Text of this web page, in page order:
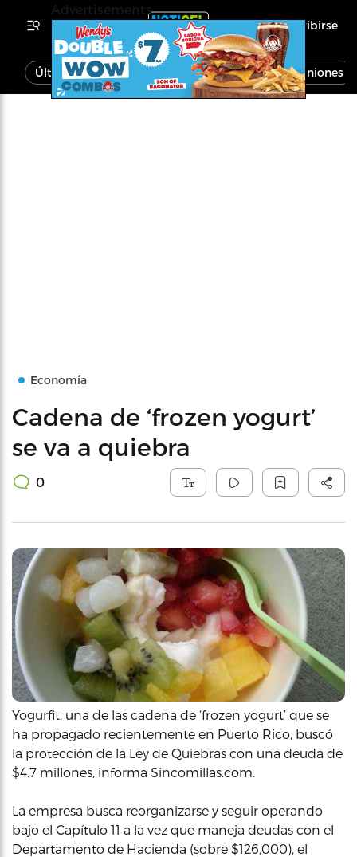
Inscribirse
Última Hora Noticias Economía Opiniones
Economía
Cadena de ‘frozen yogurt’
se va a quiebra
0
Yogurfit, una de las cadena de ‘frozen yogurt’ que se
ha propagado recientemente en Puerto Rico, buscó
la protección de la Ley de Quiebras con una deuda de
$4.7 millones, informa Sincomillas.com.
La empresa busca reorganizarse y seguir operando
bajo el Capítulo 11 a la vez que maneja deudas con el
Departamento de Hacienda (sobre $126,000), el
Advertisements